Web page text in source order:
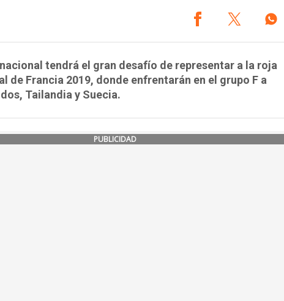
tendrá el gran desafío de representar a la roja
de Francia 2019, donde enfrentarán en el grupo F a
Tailandia y Suecia.
PUBLICIDAD